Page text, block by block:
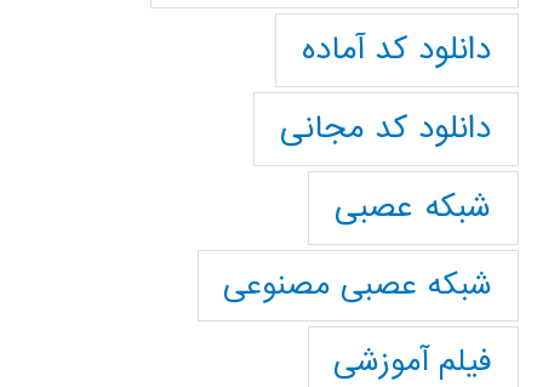
دانلود کد آماده
دانلود کد مجانی
شبکه عصبی
شبکه عصبی مصنوعی
فیلم آموزشی